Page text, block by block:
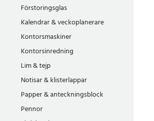
Förstoringsglas
Kalendrar & veckoplanerare
Kontorsmaskiner
Kontorsinredning
Lim & tejp
Notisar & klisterlappar
Papper & anteckningsblock
Pennor